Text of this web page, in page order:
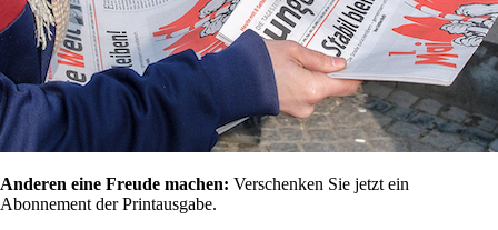
Anderen eine Freude machen: Verschenken Sie jetzt ein
Abonnement der Printausgabe.